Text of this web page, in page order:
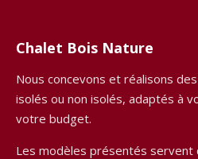
Chalet Bois Nature
Nous concevons et réalisons
isolés ou non isolés, adaptés à
votre budget.
Les modèles présentés servent